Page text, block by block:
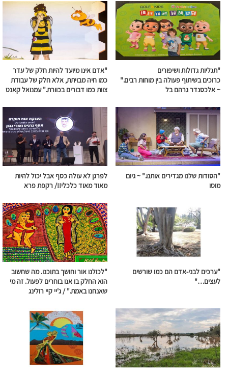
"תגליות גדולות ושיפורים
כרוכיםבשיתוףפעולהבין מוחות רבים."
~ אלכסנדר גרהם בל
"אדם אינו מיועד להיות חלק של עדר
כמו חיה מבויתת, אלא חלק של עבודת
צוות כמו דבורים בכוורת." עמנואל קאנט
"הסודות שלנו מגדירים אותנו." ~גיום
מוסו
לפרגן לא עולה כסף אבל יכול להיות
מאוד מאוד כלכלי!!/ רקפת פרא
"ערכים לבני-אדם הם כמו שורשים
לעצים…"
"לכולנו אור וחושך בתוכנו. מה שחשוב
הוא החלק בו אנו בוחרים לפעול. זה מי
שאנחנו באמת." / ג'יי קיי רולינג